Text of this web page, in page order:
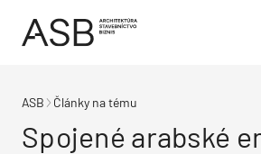
ASB Články na tému
Spojené arabské